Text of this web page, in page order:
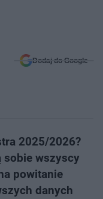
Dodaj do Google
2025/2026?
sobie wszyscy
powitanie
danych